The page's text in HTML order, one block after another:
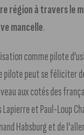
région à travers le
mancelle.
comme pilote
pilote peut se féliciter
aux cotés des
et Paul-Loup
Habsburg et de